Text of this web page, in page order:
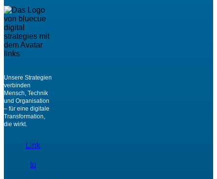
Unsere Strategien
verbinden
Mensch, Technik
und Organisation
– für eine digitale
Transformation,
die wirkt.
Link
to